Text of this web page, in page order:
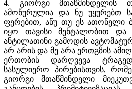
4. გიორგი მთაწმინდელის
ამოწურულია და ნუ უყურებთ
ფერებით, ანუ თუ ეს ათონელი
იყო თავისი მენტალობით და
ანტილათინი გამოდის
არ არის და მე არა ერთგზის
ერთობის დარღვევა
სასულიერო პირებისთვის,
გიორგი მთაწმინდელი